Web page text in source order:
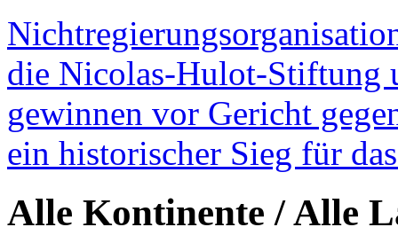
die Nicolas-Hulot-Stiftung
gewinnen vor Gericht
ein historischer Sieg für
Alle Kontinente / Alle